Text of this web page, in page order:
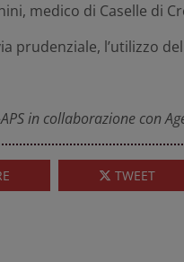
medico di Caselle di
prudenziale, l’utilizzo
in collaborazione con
TWEET